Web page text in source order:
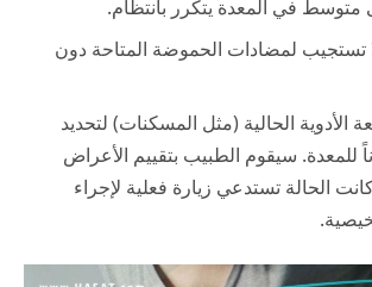
في المعدة يتكرر بانتظام.
تستجيب لمضادات الحموضة المتاحة دون
الأدوية الحالية (مثل المسكنات) لتحديد
للمعدة. سيقوم الطبيب بتقييم الأعراض
الحالة تستدعي زيارة فعلية لإجراء